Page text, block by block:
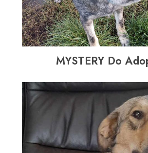
MYSTERY Do